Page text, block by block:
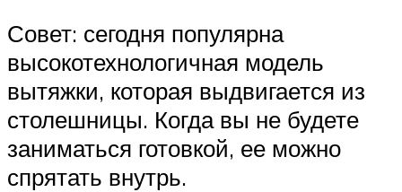
Совет: сегодня популярна
высокотехнологичная модель
вытяжки, которая выдвигается из
столешницы. Когда вы не будете
заниматься готовкой, ее можно
спрятать внутрь.